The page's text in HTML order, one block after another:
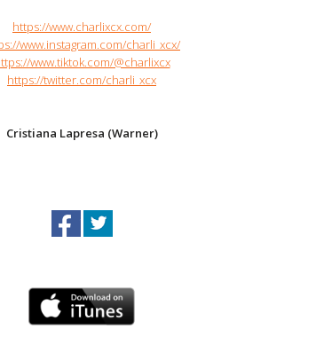
https://www.charlixcx.com/
www.instagram.com/charli_xcx/
www.tiktok.com/@charlixcx
https://twitter.com/charli_xcx
Cristiana Lapresa (Warner)